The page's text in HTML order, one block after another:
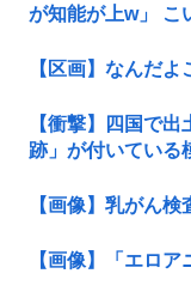
が知能が上w」 こ
【区画】なんだよ
【衝撃】四国で
跡」が付いている
【画像】乳がん
【画像】「エロ